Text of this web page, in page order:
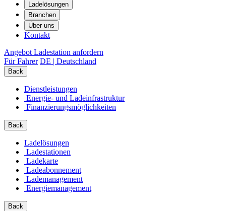
Ladelösungen
Branchen
Über uns
Kontakt
Angebot Ladestation anfordern
Für Fahrer DE | Deutschland
Back
Dienstleistungen
Energie- und Ladeinfrastruktur
Finanzierungs­möglichkeiten
Back
Ladelösungen
Ladestationen
Ladekarte
Ladeabonnement
Lademanagement
Energiemanagement
Back